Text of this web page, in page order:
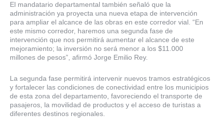
El mandatario departamental también señaló que la
administración ya proyecta una nueva etapa de intervención
para ampliar el alcance de las obras en este corredor vial. “En
este mismo corredor, haremos una segunda fase de
intervención que nos permitirá aumentar el alcance de este
mejoramiento; la inversión no será menor a los $11.000
millones de pesos”, afirmó Jorge Emilio Rey.
La segunda fase permitirá intervenir nuevos tramos estratégicos
y fortalecer las condiciones de conectividad entre los municipios
de esta zona del departamento, favoreciendo el transporte de
pasajeros, la movilidad de productos y el acceso de turistas a
diferentes destinos regionales.